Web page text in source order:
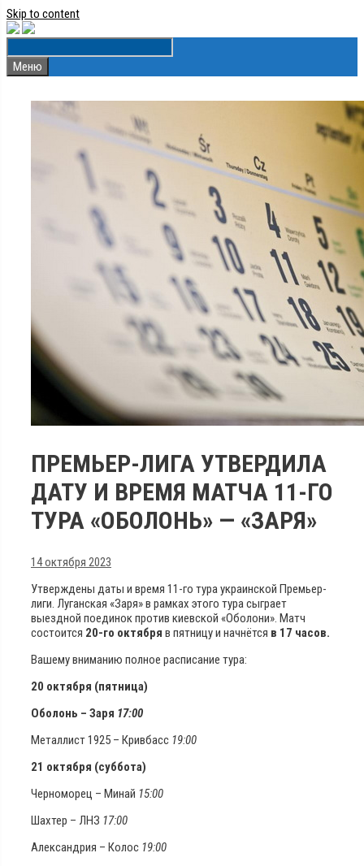
Skip to content
Меню
ПРЕМЬЕР-ЛИГА УТВЕРДИЛА
ДАТУ И ВРЕМЯ МАТЧА 11-ГО
ТУРА «ОБОЛОНЬ» — «ЗАРЯ»
14 октября 2023
Утверждены даты и время 11-го тура украинской Премьер-
лиги. Луганская «Заря» в рамках этого тура сыграет
выездной поединок против киевской «Оболони». Матч
состоится 20-го октября в пятницу и начнётся в 17 часов.
Вашему вниманию полное расписание тура:
20 октября (пятница)
Оболонь – Заря 17:00
Металлист 1925 – Кривбасс 19:00
21 октября (суббота)
Черноморец – Минай 15:00
Шахтер – ЛНЗ 17:00
Александрия – Колос 19:00